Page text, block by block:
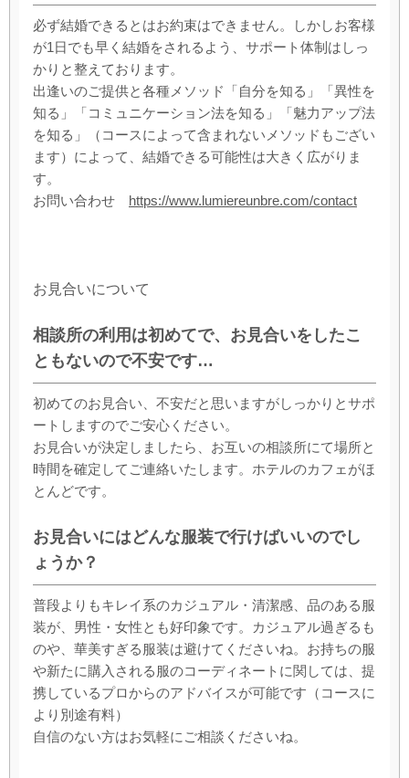
必ず結婚できるとはお約束はできません。しかしお客様
が1日でも早く結婚をされるよう、サポート体制はしっ
かりと整えております。
出逢いのご提供と各種メソッド「自分を知る」「異性を
知る」「コミュニケーション法を知る」「魅力アップ法
を知る」（コースによって含まれないメソッドもござい
ます）によって、結婚できる可能性は大きく広がりま
す。
お問い合わせ https://www.lumiereunbre.com/contact
お見合いについて
相談所の利用は初めてで、お見合いをしたこ
ともないので不安です…
初めてのお見合い、不安だと思いますがしっかりとサポ
ートしますのでご安心ください。
お見合いが決定しましたら、お互いの相談所にて場所と
時間を確定してご連絡いたします。ホテルのカフェがほ
とんどです。
お見合いにはどんな服装で行けばいいのでし
ょうか？
普段よりもキレイ系のカジュアル・清潔感、品のある服
装が、男性・女性とも好印象です。カジュアル過ぎるも
のや、華美すぎる服装は避けてくださいね。お持ちの服
や新たに購入される服のコーディネートに関しては、提
携しているプロからのアドバイスが可能です（コースに
より別途有料）
自信のない方はお気軽にご相談くださいね。